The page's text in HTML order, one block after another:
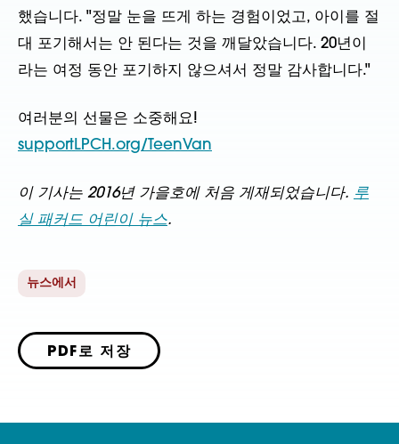
했습니다. "정말 눈을 뜨게 하는 경험이었고, 아이를 절
대 포기해서는 안 된다는 것을 깨달았습니다. 20년이
라는 여정 동안 포기하지 않으셔서 정말 감사합니다."
여러분의 선물은 소중해요!
supportLPCH.org/TeenVan
이 기사는 2016년 가을호에 처음 게재되었습니다. 루
실 패커드 어린이 뉴스.
뉴스에서
PDF로 저장